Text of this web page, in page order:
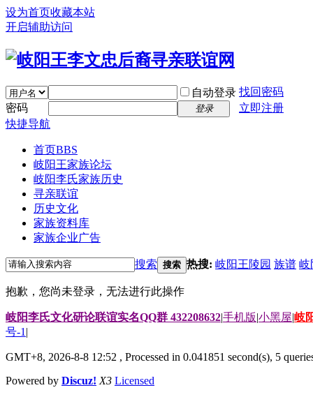
设为首页收藏本站
开启辅助访问
自动登录 找回密码
密码
登录
立即注册
快捷导航
首页BBS
岐阳王家族论坛
岐阳李氏家族历史
寻亲联谊
历史文化
家族资料库
家族企业广告
搜索 搜索 热搜: 岐阳王陵园 族谱 岐
抱歉，您尚未登录，无法进行此操作
岐阳李氏文化研论联谊实名QQ群 432208632|手机版|小黑屋|岐
号-1 |
GMT+8, 2026-8-8 12:52 , Processed in 0.041851 second(s), 5
Powered by Discuz! X3 Licensed